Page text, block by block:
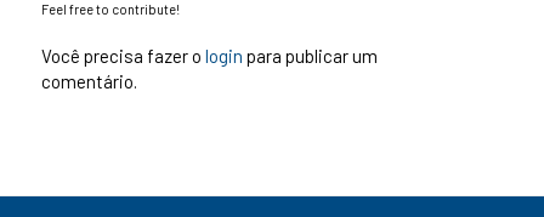
Feel free to contribute!
Você precisa fazer o login para publicar um
comentário.